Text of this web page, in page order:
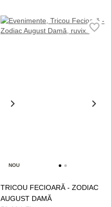
NOU
TRICOU FECIOARĂ - ZODIAC
AUGUST DAMĂ